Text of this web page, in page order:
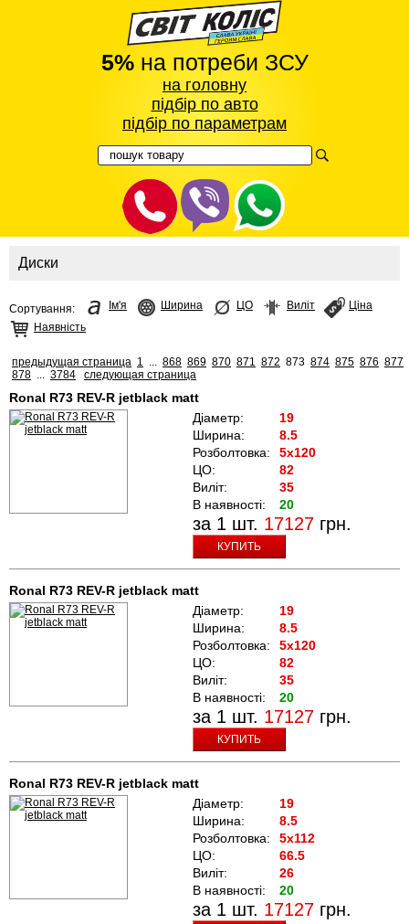
5%на потреби ЗСУ
на головну
підбір по авто
підбір по параметрам
Диски
Сортування: Ім'я Ширина ЦО Виліт
Ціна
Наявність
предыдущая страница 1 868 869 870 871 872 873 874 875 876 877
878
3784 следующая страница
Ronal R73 REV-R jetblack matt
Діаметр:
19
Ширина:
8.5
Розболтовка:
5x120
ЦО:
82
Виліт:
35
В наявності:
20
за 1 шт. 17127 грн.
КУПИТЬ
Ronal R73 REV-R jetblack matt
Діаметр:
19
Ширина:
8.5
Розболтовка:
5x120
ЦО:
82
Виліт:
35
В наявності:
20
за 1 шт. 17127 грн.
КУПИТЬ
Ronal R73 REV-R jetblack matt
Діаметр:
19
Ширина:
8.5
Розболтовка:
5x112
ЦО:
66.5
Виліт:
26
В наявності:
20
за 1 шт. 17127 грн.